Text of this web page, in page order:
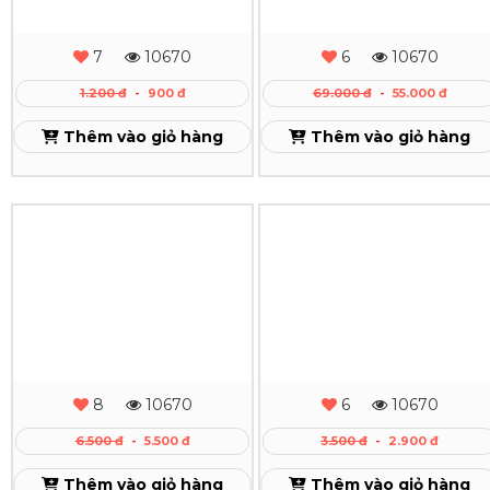
Công
Ty
(Letterhead)
Xem
7 10670
1.200 đ - 900 đ
Thêm vào giỏ hàng
Danh
Thiếp
-
Visite
TPHCM
Xem
6 10670
69.000 đ - 55.000 đ
Thêm vào giỏ hàng
Hồ
Sơ
8 10670
6.500 đ - 5.500 đ
Thêm vào giỏ hàng
Phong
Bì
Công
6 10670
3.500 đ - 2.900 đ
Thêm vào giỏ hàng